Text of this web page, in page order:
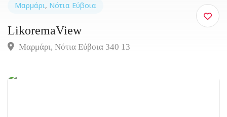
Τοποθεσία
Μαρμάρι, Νότια Εύβοια
LikoremaView
Μαρμάρι, Νότια Εύβοια 340 13